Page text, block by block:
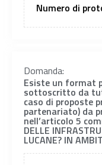
Numero di
Domanda:
Esiste un format
sottoscritto da
caso di proposte
partenariato) da
nell’articolo 5
DELLE
LUCANE? IN